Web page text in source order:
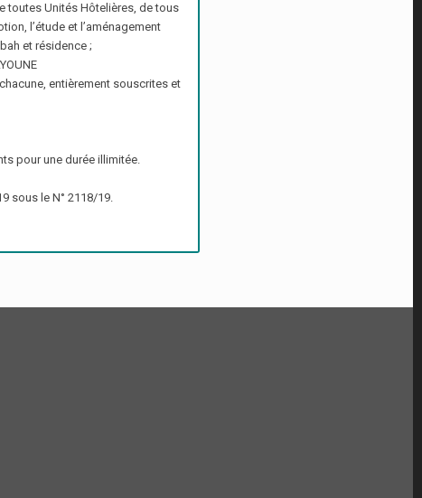
toutes Unités Hôtelières, de tous
l’étude et l’aménagement
et résidence ;
entièrement souscrites et
pour une durée illimitée.
sous le N° 2118/19.